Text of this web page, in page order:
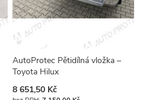
AutoProtec Pětidílná vložka –
Toyota Hilux
8 651,50 Kč